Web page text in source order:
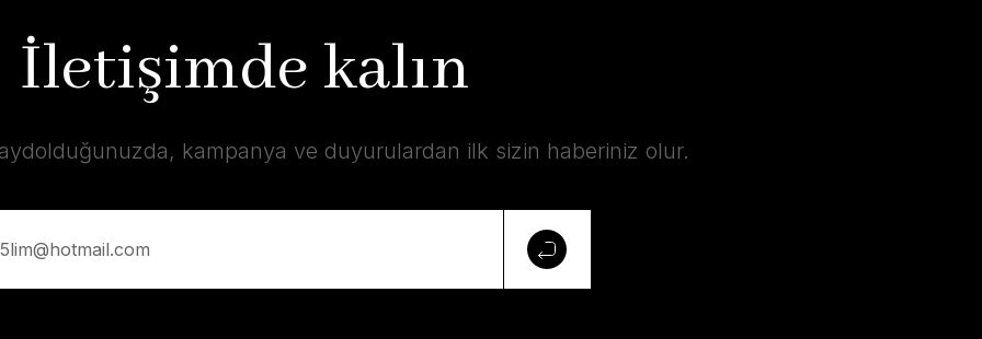
İletişimde kalın
kampanya ve duyurulardan ilk sizin haberiniz olur.